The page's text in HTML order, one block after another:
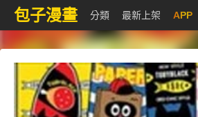
包子漫畫 分類 最新上架 APP